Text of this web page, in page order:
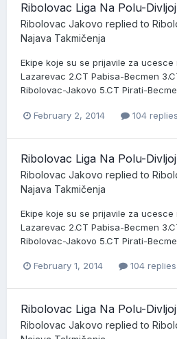
Ribolovac Liga Na Polu-
Ribolovac Jakovo replied to
Najava Takmičenja
Ekipe koje su se prijavile za ucesce
Lazarevac 2.CT Pabisa-Becmen
Ribolovac-Jakovo 5.CT Pirati-
February 2, 2014 104 replies
Ribolovac Liga Na Polu-
Ribolovac Jakovo replied to
Najava Takmičenja
Ekipe koje su se prijavile za ucesce
Lazarevac 2.CT Pabisa-Becmen
Ribolovac-Jakovo 5.CT Pirati-
February 1, 2014 104 replies
Ribolovac Liga Na Polu-
Ribolovac Jakovo replied to